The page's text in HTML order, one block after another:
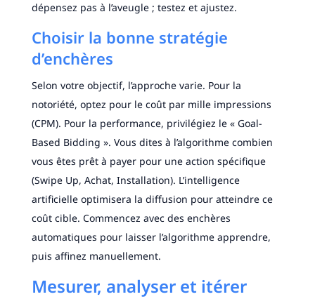
dépensez pas à l’aveugle ; testez et ajustez.
Choisir la bonne stratégie
d’enchères
Selon votre objectif, l’approche varie. Pour la
notoriété, optez pour le coût par mille impressions
(CPM). Pour la performance, privilégiez le « Goal-
Based Bidding ». Vous dites à l’algorithme combien
vous êtes prêt à payer pour une action spécifique
(Swipe Up, Achat, Installation). L’intelligence
artificielle optimisera la diffusion pour atteindre ce
coût cible. Commencez avec des enchères
automatiques pour laisser l’algorithme apprendre,
puis affinez manuellement.
Mesurer, analyser et itérer